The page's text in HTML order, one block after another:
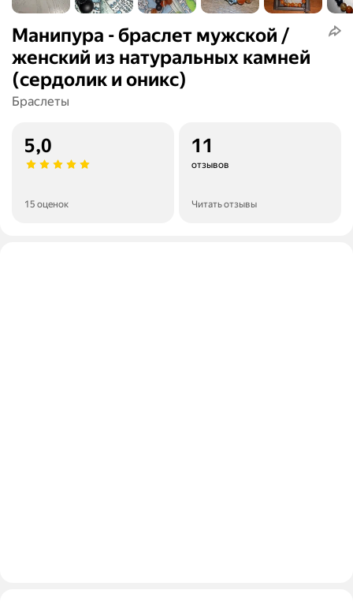
Манипура - браслет мужской /
женский из натуральных камней
(сердолик и оникс)
Браслеты
5,0
15 оценок
11
отзывов
Читать отзывы